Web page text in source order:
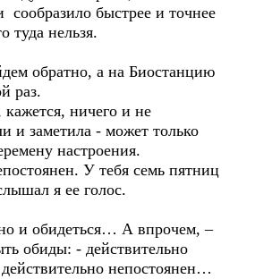
сообразило быстрее и точнее
туда нельзя.
обратно, а на Биостанцию
раз.
ничего и не
и заметила - может только
настроения.
У тебя семь пятниц
я ее голос.
и обидеться… А впрочем, –
обиды: - действительно
непостоянен…